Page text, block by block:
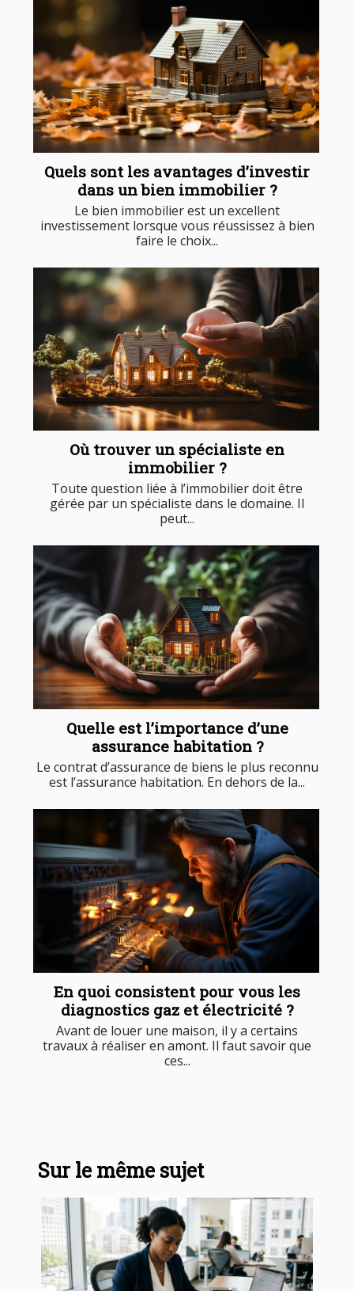
Quels sont les avantages d’investir
dans un bien immobilier ?
Le bien immobilier est un excellent
investissement lorsque vous réussissez à bien
faire le choix...
Où trouver un spécialiste en
immobilier ?
Toute question liée à l’immobilier doit être
gérée par un spécialiste dans le domaine. Il
peut...
Quelle est l’importance d’une
assurance habitation ?
Le contrat d’assurance de biens le plus reconnu
est l’assurance habitation. En dehors de la...
En quoi consistent pour vous les
diagnostics gaz et électricité ?
Avant de louer une maison, il y a certains
travaux à réaliser en amont. Il faut savoir que
ces...
Sur le même sujet